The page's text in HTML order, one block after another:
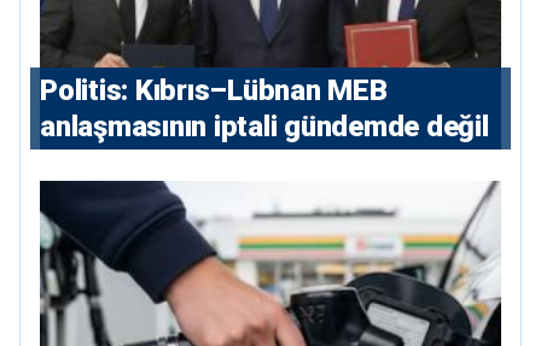
Politis: Kıbrıs–Lübnan MEB
anlaşmasının iptali gündemde değil